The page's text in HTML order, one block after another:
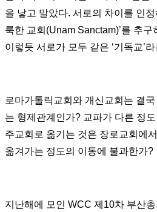
을 낳고 말았다. 서로의 차이를 인
룩한 교회(Unam Sanctam)’를 추
이렇듯 서로가 모두 같은 ‘기독교’
로마가톨릭교회와 개신교회는 결
는 형제관계인가? 교파가 다른 정
주교회로 옮기는 것은 장로교회에
옮겨가는 정도의 이동에 불과한가?
지난해에 모인 WCC 제10차 부산